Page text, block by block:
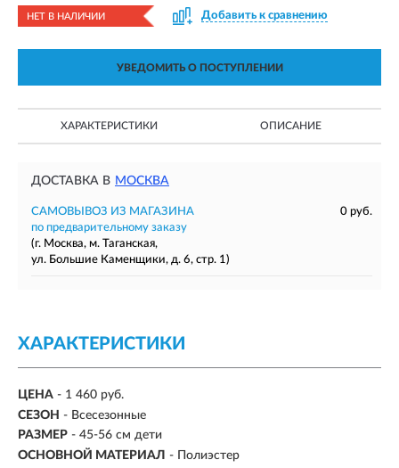
НЕТ В НАЛИЧИИ Добавить к сравнению
УВЕДОМИТЬ О ПОСТУПЛЕНИИ
ХАРАКТЕРИСТИКИ ОПИСАНИЕ
ДОСТАВКА В МОСКВА
САМОВЫВОЗ ИЗ МАГАЗИНА
0 руб.
по предварительному заказу
(г. Москва, м. Таганская,
ул. Большие Каменщики, д. 6, стр. 1)
ХАРАКТЕРИСТИКИ
ЦЕНА - 1 460 руб.
СЕЗОН - Всесезонные
РАЗМЕР - 45-56 см дети
ОСНОВНОЙ МАТЕРИАЛ - Полиэстер